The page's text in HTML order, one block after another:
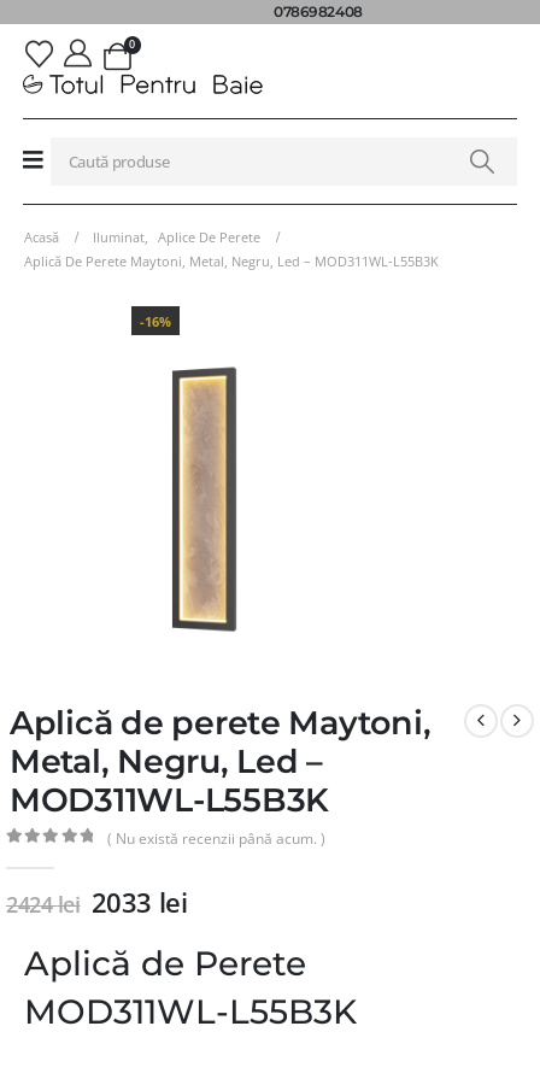
0786982408
0
Acasă Iluminat
Aplice De Perete
Aplică De Perete Maytoni, Metal, Negru, Led – MOD311WL-L55B3K
-16%
Aplică de perete Maytoni,
Metal, Negru, Led –
MOD311WL-L55B3K
( Nu există recenzii până acum. )
2424lei 2033 lei
Aplică de Perete
MOD311WL-L55B3K